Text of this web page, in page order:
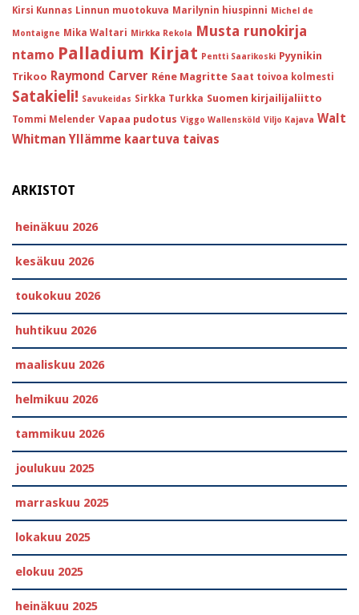
Kirsi Kunnas Linnun muotokuva Marilynin hiuspinni Michel de
Montaigne Mika Waltari Mirkka Rekola Musta runokirja
ntamo Palladium Kirjat Pentti Saarikoski Pyynikin
Trikoo Raymond Carver Réne Magritte Saat toivoa kolmesti
Satakieli! Savukeidas Sirkka Turkka Suomen kirjailijaliitto
Tommi Melender Vapaa pudotus Viggo Wallensköld Viljo Kajava Walt
Whitman Yllämme kaartuva taivas
ARKISTOT
heinäkuu 2026
kesäkuu 2026
toukokuu 2026
huhtikuu 2026
maaliskuu 2026
helmikuu 2026
tammikuu 2026
joulukuu 2025
marraskuu 2025
lokakuu 2025
elokuu 2025
heinäkuu 2025